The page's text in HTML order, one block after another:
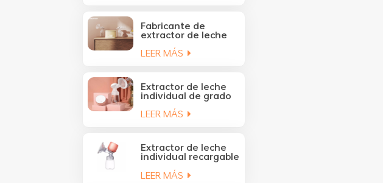
Fabricante de
extractor de leche
8166 OEM y ODM
LEER MÁS
Extractor de leche
individual de grado
recargable OEM y
LEER MÁS
Extractor de leche
individual recargable
YM-8173 Proveedor
de OEM y ODM
LEER MÁS